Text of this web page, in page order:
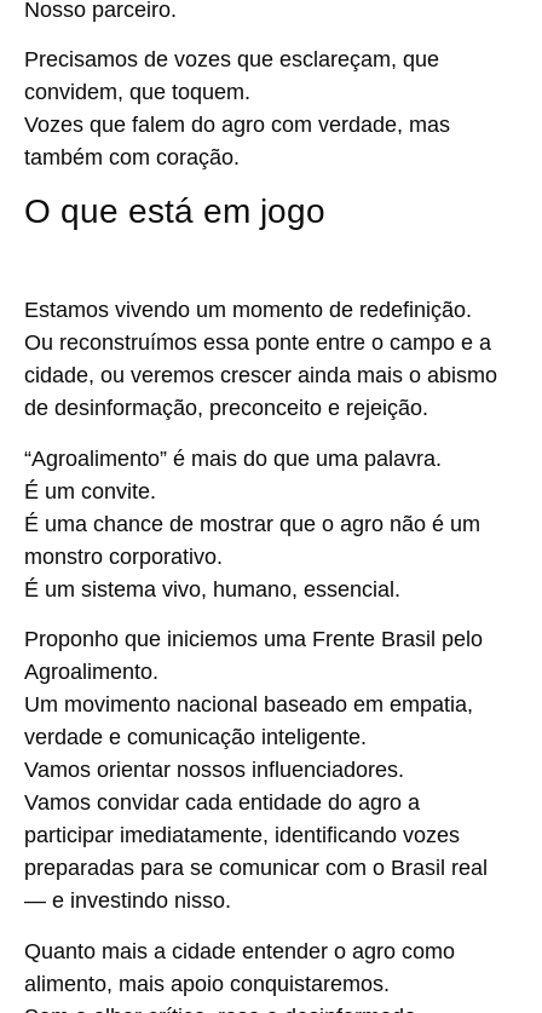
Nosso parceiro.
Precisamos de vozes que esclareçam, que
convidem, que toquem.
Vozes que falem do agro com verdade, mas
também com coração.
O que está em jogo
Estamos vivendo um momento de redefinição.
Ou reconstruímos essa ponte entre o campo e a
cidade, ou veremos crescer ainda mais o abismo
de desinformação, preconceito e rejeição.
“Agroalimento” é mais do que uma palavra.
É um convite.
É uma chance de mostrar que o agro não é um
monstro corporativo.
É um sistema vivo, humano, essencial.
Proponho que iniciemos uma Frente Brasil pelo
Agroalimento.
Um movimento nacional baseado em empatia,
verdade e comunicação inteligente.
Vamos orientar nossos influenciadores.
Vamos convidar cada entidade do agro a
participar imediatamente, identificando vozes
preparadas para se comunicar com o Brasil real
— e investindo nisso.
Quanto mais a cidade entender o agro como
alimento, mais apoio conquistaremos.